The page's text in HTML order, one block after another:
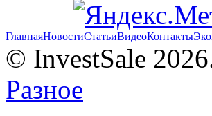
ГлавнаяНовостиСтатьиВидеоКонтакты
© InvestSale
Разное